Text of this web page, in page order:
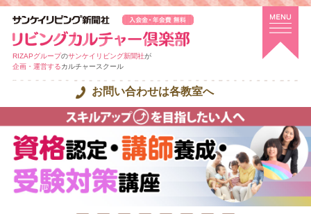
RIZAPグループのサンケイリビング新聞社が
企画・運営するカルチャースクール
お問い合わせは各教室へ